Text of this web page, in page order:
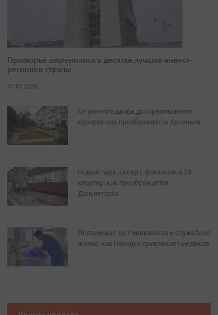
Приморье закрепилось в десятке лучших инвест-
регионов страны
17.07.2026
От уютного двора до горнолыжного
курорта: как преображается Арсеньев
Новый парк, сквер с фонтаном и 50
квартир: как преображается
Дальнегорск
Подъемные до 2 миллионов и служебное
жилье: как Находка привлекает медиков